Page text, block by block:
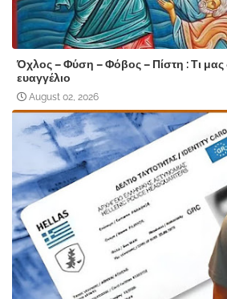
Όχλος – Φύση – Φόβος – Πίστη : Τι μας
ευαγγέλιο
August 02, 2026